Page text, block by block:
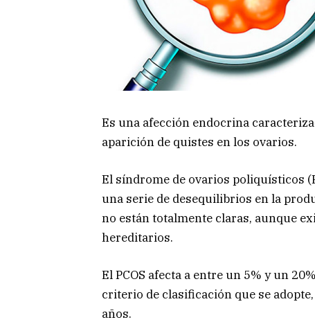
Es una afección endocrina
aparición de quistes en los ovarios.
El síndrome de ovarios poliquísticos
una serie de desequilibrios en la
no están totalmente claras, aunque
hereditarios.
El PCOS afecta a entre un 5% y un
criterio de clasificación que se
años.